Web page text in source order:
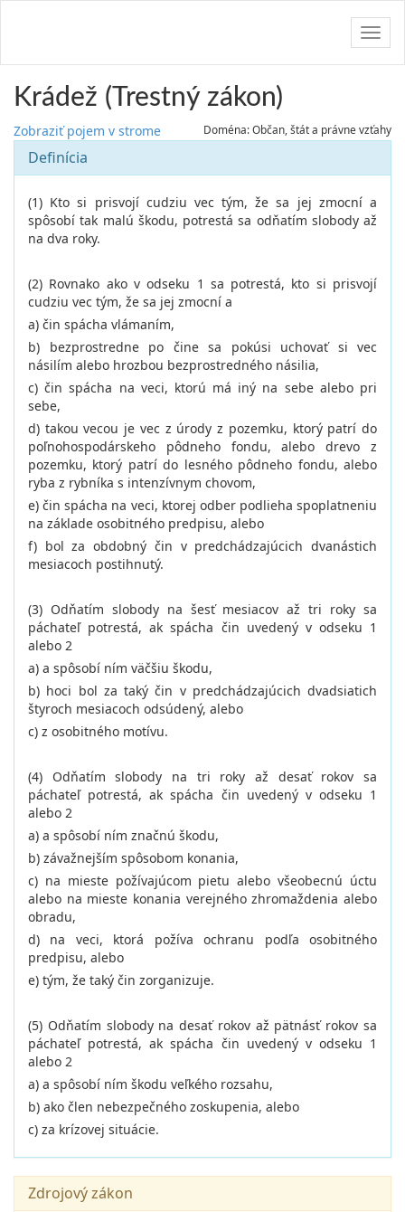
Krádež (Trestný zákon)
Zobraziť pojem v strome Doména: Občan, štát a právne vzťahy
Definícia
(1) Kto si prisvojí cudziu vec tým, že sa jej zmocní a
spôsobí tak malú škodu, potrestá sa odňatím slobody až
na dva roky.
(2) Rovnako ako v odseku 1 sa potrestá, kto si prisvojí
cudziu vec tým, že sa jej zmocní a
a) čin spácha vlámaním,
b) bezprostredne po čine sa pokúsi uchovať si vec
násilím alebo hrozbou bezprostredného násilia,
c) čin spácha na veci, ktorú má iný na sebe alebo pri
sebe,
d) takou vecou je vec z úrody z pozemku, ktorý patrí do
poľnohospodárskeho pôdneho fondu, alebo drevo z
pozemku, ktorý patrí do lesného pôdneho fondu, alebo
ryba z rybníka s intenzívnym chovom,
e) čin spácha na veci, ktorej odber podlieha spoplatneniu
na základe osobitného predpisu, alebo
f) bol za obdobný čin v predchádzajúcich dvanástich
mesiacoch postihnutý.
(3) Odňatím slobody na šesť mesiacov až tri roky sa
páchateľ potrestá, ak spácha čin uvedený v odseku 1
alebo 2
a) a spôsobí ním väčšiu škodu,
b) hoci bol za taký čin v predchádzajúcich dvadsiatich
štyroch mesiacoch odsúdený, alebo
c) z osobitného motívu.
(4) Odňatím slobody na tri roky až desať rokov sa
páchateľ potrestá, ak spácha čin uvedený v odseku 1
alebo 2
a) a spôsobí ním značnú škodu,
b) závažnejším spôsobom konania,
c) na mieste požívajúcom pietu alebo všeobecnú úctu
alebo na mieste konania verejného zhromaždenia alebo
obradu,
d) na veci, ktorá požíva ochranu podľa osobitného
predpisu, alebo
e) tým, že taký čin zorganizuje.
(5) Odňatím slobody na desať rokov až pätnásť rokov sa
páchateľ potrestá, ak spácha čin uvedený v odseku 1
alebo 2
a) a spôsobí ním škodu veľkého rozsahu,
b) ako člen nebezpečného zoskupenia, alebo
c) za krízovej situácie.
Zdrojový zákon